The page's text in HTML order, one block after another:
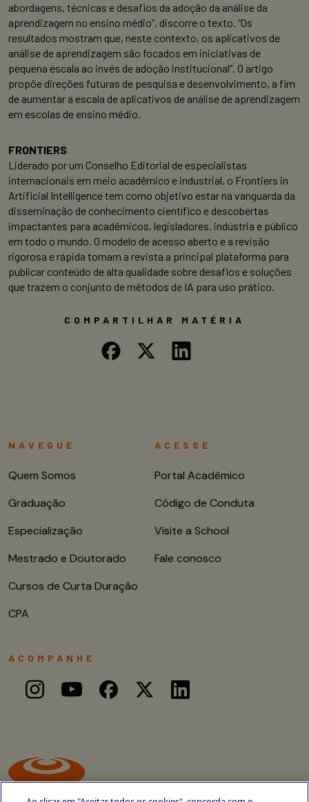
abordagens, técnicas e desafios da adoção da análise da
aprendizagem no ensino médio”, discorre o texto. “Os
resultados mostram que, neste contexto, os aplicativos de
análise de aprendizagem são focados em iniciativas de
pequena escala ao invés de adoção institucional”. O artigo
propõe direções futuras de pesquisa e desenvolvimento, a fim
de aumentar a escala de aplicativos de análise de aprendizagem
em escolas de ensino médio.
FRONTIERS
Liderado por um Conselho Editorial de especialistas
internacionais em meio acadêmico e industrial, o Frontiers in
Artificial Intelligence tem como objetivo estar na vanguarda da
disseminação de conhecimento científico e descobertas
impactantes para acadêmicos, legisladores, indústria e público
em todo o mundo. O modelo de acesso aberto e a revisão
rigorosa e rápida tornam a revista a principal plataforma para
publicar conteúdo de alta qualidade sobre desafios e soluções
que trazem o conjunto de métodos de IA para uso prático.
COMPARTILHAR MATÉRIA
NAVEGUE
Quem Somos
Graduação
Especialização
Mestrado e Doutorado
Cursos de Curta Duração
CPA
ACESSE
Portal Acadêmico
Código de Conduta
Visite a School
Fale conosco
ACOMPANHE